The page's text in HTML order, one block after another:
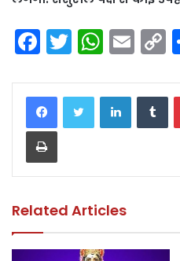
F
c
e
b
o
k
T
itt
er
W
a
ts
p
E
ai
l y
LinkedIn
Print
Related Articles